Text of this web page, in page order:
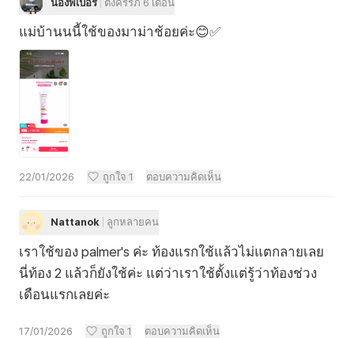
น้องพี่เปอร์ ตั้งครรภ์ 6 เดือน
แม่บ้านนนี้ใช้ของมาม่าช้อยค่ะ😊✅
22/01/2026 ถูกใจ 1 ตอบความคิดเห็น
Nattanok ลูกหลายคน
เราใช้ของ palmer's ค่ะ ท้องแรกใช้แล้วไม่แตกลายเลย
นี่ท้อง 2 แล้วก็ยังใช้ค่ะ แต่ว่าเราใช้ตั้งแต่รู้ว่าท้องช่วง
เดือนแรกเลยค่ะ
17/01/2026 ถูกใจ 1 ตอบความคิดเห็น